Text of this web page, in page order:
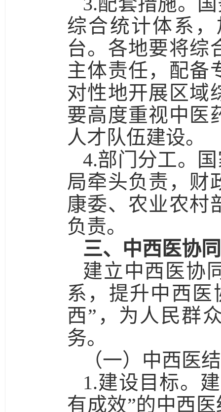
综合统计体系
台。各地要将综
主体责任，配备
对性地开展区域
要高度重视中医
人才队伍建设。
4.部门分工。
局牵头负责，财
康委、农业农村
负责。
三、中西医协
建立中西医协
系，提升中西
西”，为人民群
务。
（一）中西医
1.建设目标。
有成效”的中西